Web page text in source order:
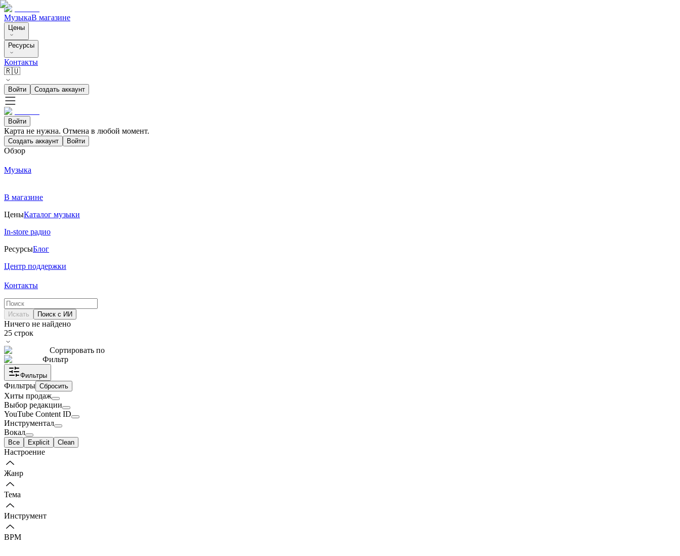
МузыкаВ магазине
Цены
Ресурсы
Контакты
🇷🇺
Войти Создать аккаунт
Войти
Карта не нужна. Отмена в любой момент.
Создать аккаунт Войти
Обзор
Музыка
В магазине
ЦеныКаталог музыки
In-store радио
РесурсыБлог
Центр поддержки
Контакты
Искать Поиск с ИИ
Ничего не найдено
25 строк
Сортировать по
Фильтр
Фильтры
Фильтры Сбросить
Хиты продаж
Выбор редакции
YouTube Content ID
Инструментал
Вокал
Все Explicit Clean
Настроение
Жанр
Тема
Инструмент
BPM